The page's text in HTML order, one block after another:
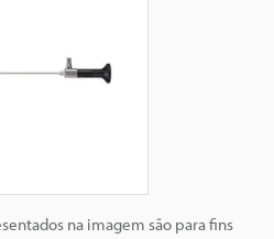
na imagem são para fins